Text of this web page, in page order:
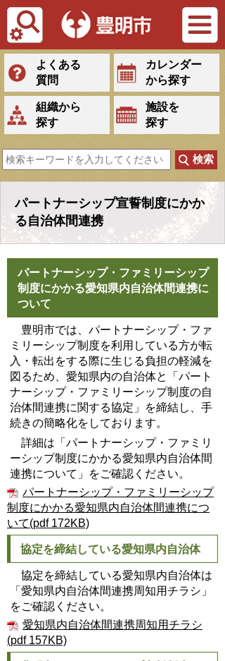
Tiếng Việt
よくある
質問
カレンダー
から探す
組織から
探す
施設を
探す
パートナーシップ宣誓制度にかか
る自治体間連携
パートナーシップ・ファミリーシップ
制度にかかる愛知県内自治体間連携に
ついて
豊明市では、パートナーシップ・ファ
ミリーシップ制度を利用している方が転
入・転出をする際に生じる負担の軽減を
図るため、愛知県内の自治体と「パート
ナーシップ・ファミリーシップ制度の自
治体間連携に関する協定」を締結し、手
続きの簡略化をしております。
詳細は「パートナーシップ・ファミリ
ーシップ制度にかかる愛知県内自治体間
連携について」をご確認ください。
パートナーシップ・ファミリーシップ
制度にかかる愛知県内自治体間連携につ
いて(pdf 172KB)
協定を締結している愛知県内自治体
協定を締結している愛知県内自治体は
「愛知県内自治体間連携周知用チラシ」
をご確認ください。
愛知県内自治体間連携周知用チラシ
(pdf 157KB)